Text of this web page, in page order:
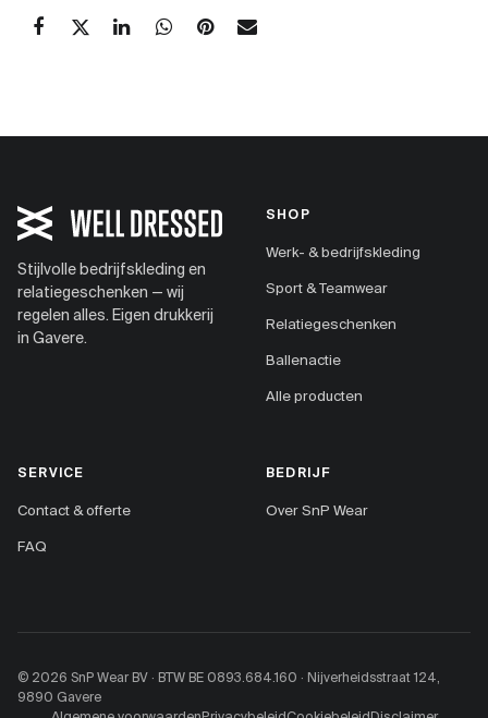
Stijlvolle bedrijfskleding en
relatiegeschenken — wij
regelen alles. Eigen drukkerij
in Gavere.
SHOP
Werk- & bedrijfskleding
Sport & Teamwear
Relatiegeschenken
Ballenactie
Alle producten
SERVICE
Contact & offerte
FAQ
BEDRIJF
Over SnP Wear
© 2026 SnP Wear BV · BTW BE 0893.684.160 · Nijverheidsstraat 124,
9890 Gavere